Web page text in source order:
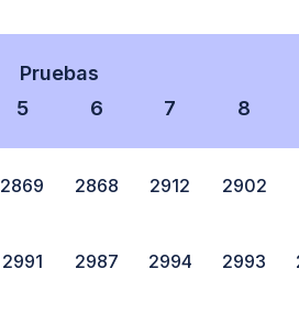
Pruebas
5 6 7 8
2869 2868 2912 2902
2991 2987 2994 2993